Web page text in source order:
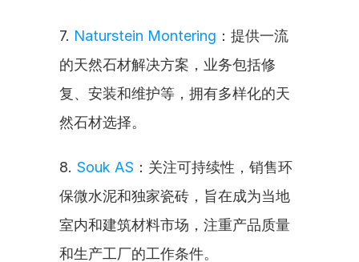
7. Naturstein Montering ：提供一流
的天然石材解决方案，业务包括修
复、安装和维护等，拥有多样化的天
然石材选择。
8. Souk AS ：关注可持续性，销售环
保微水泥和独家瓷砖，旨在成为当地
室内和建筑材料市场，注重产品质量
和生产工厂的工作条件。